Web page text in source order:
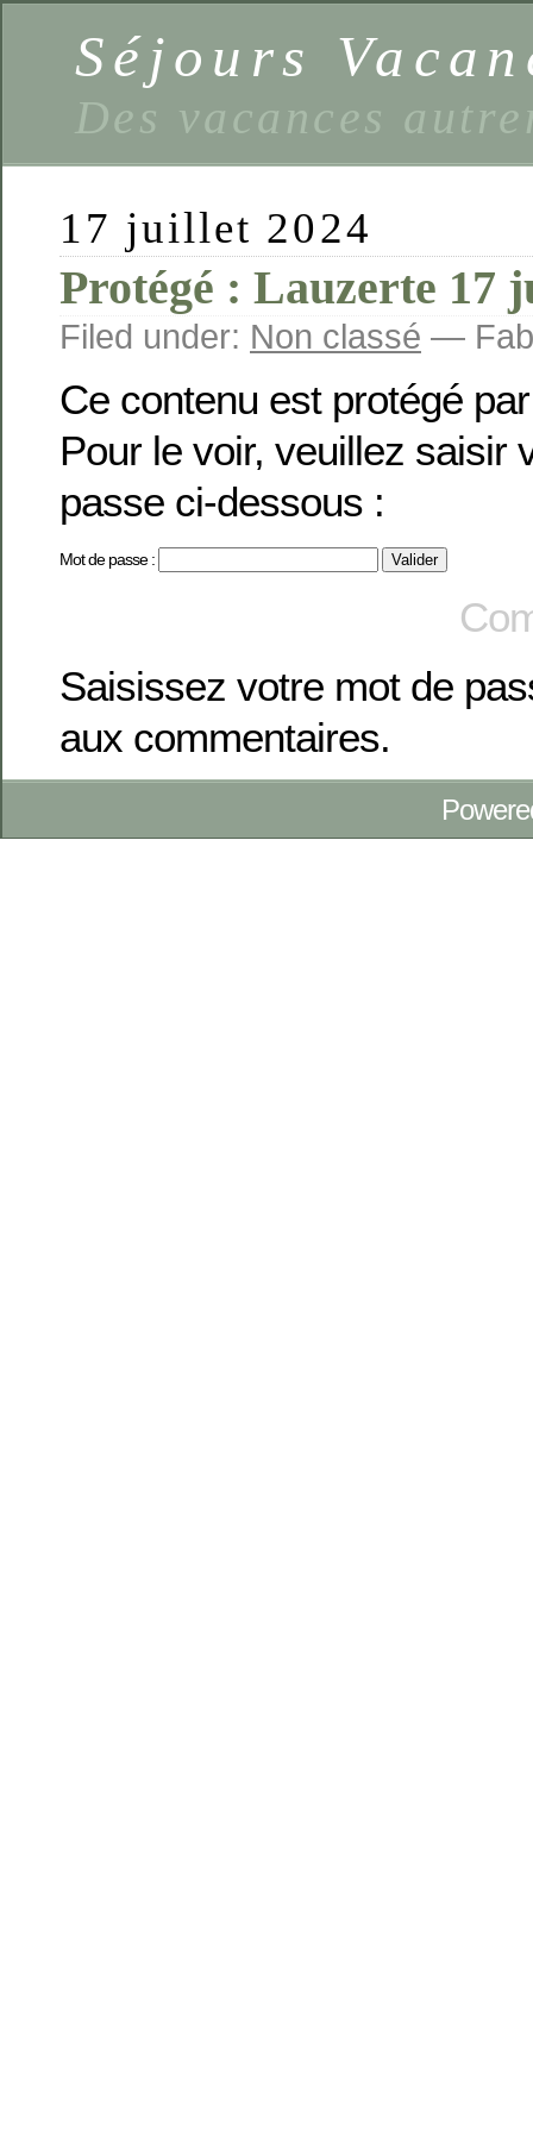
Séjours
Des vacances
17 juillet 2024
Protégé : Lauzerte 17
Filed under: Non classé —
Ce contenu est protégé
Pour le voir, veuillez saisir
passe ci-dessous :
Mot de passe :
Saisissez votre mot de
aux commentaires.